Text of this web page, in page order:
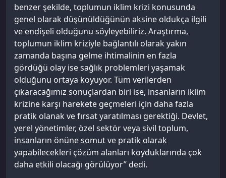
benzer şekilde, toplumun iklim krizi konusunda
genel olarak düşünüldüğünün aksine oldukça ilgili
ve endişeli olduğunu söyleyebiliriz. Araştırma,
toplumun iklim kriziyle bağlantılı olarak yakın
zamanda başına gelme ihtimalinin en fazla
gördüğü olay ise sağlık problemleri yaşamak
olduğunu ortaya koyuyor. Tüm verilerden
çıkaracağımız sonuçlardan biri ise, insanların iklim
krizine karşı harekete geçmeleri için daha fazla
pratik olanak ve fırsat yaratılması gerektiği. Devlet,
yerel yönetimler, özel sektör veya sivil toplum,
insanların önüne somut ve pratik olarak
yapabilecekleri çözüm alanları koyduklarında çok
daha etkili olacağı görülüyor” dedi.